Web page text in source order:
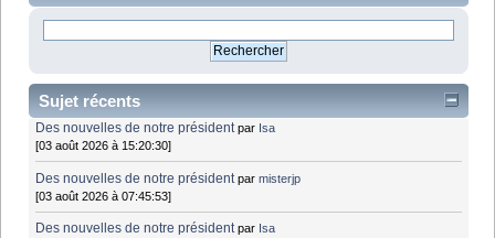
Sujet récents
Des nouvelles de notre président par Isa
[03 août 2026 à 15:20:30]
Des nouvelles de notre président parmisterjp
[03 août 2026 à 07:45:53]
Des nouvelles de notre président par Isa